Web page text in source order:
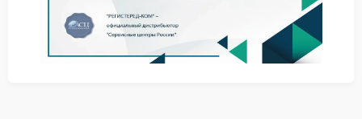
Тестируют схему выпрямителя при разных уровнях
нагрузки.
Фиксируют отклонения в работе контроллера